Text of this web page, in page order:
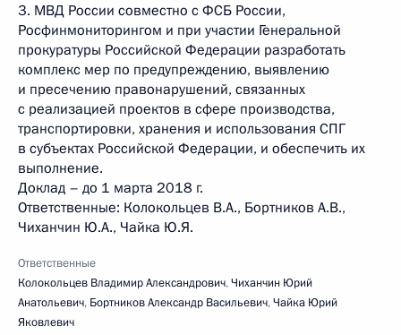
3. МВД России совместно с ФСБ России,
Росфинмониторингом и при участии Генеральной
прокуратуры Российской Федерации разработать
комплекс мер по предупреждению, выявлению
и пресечению правонарушений, связанных
с реализацией проектов в сфере производства,
транспортировки, хранения и использования СПГ
в субъектах Российской Федерации, и обеспечить их
выполнение.
Доклад – до 1 марта 2018 г.
Ответственные: Колокольцев В.А., Бортников А.В.,
Чиханчин Ю.А., Чайка Ю.Я.
Ответственные
Колокольцев Владимир Александрович,Чиханчин Юрий
Анатольевич, Бортников Александр Васильевич,Чайка Юрий
Яковлевич